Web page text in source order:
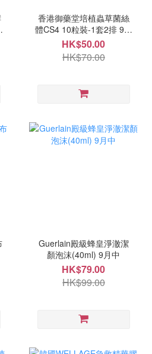
香港御藥堂培植蟲草菌絲
體CS4 10粒裝-1套2排 9月
中
HK$50.00
HK$70.00
Guerlain殿級蜂皇淨澈潔
顏泡沫(40ml) 9月中
HK$79.00
HK$99.00